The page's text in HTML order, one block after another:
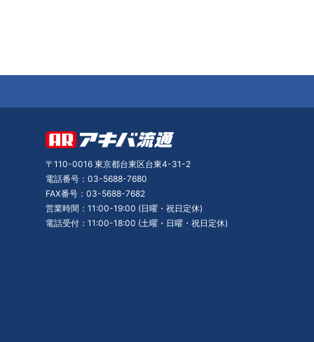
〒110-0016 東京都台東区台東4-31-2
電話番号：03-5688-7680
FAX番号：03-5688-7682
営業時間：11:00-19:00 (日曜・祝日定休)
電話受付：11:00-18:00 (土曜・日曜・祝日定休)